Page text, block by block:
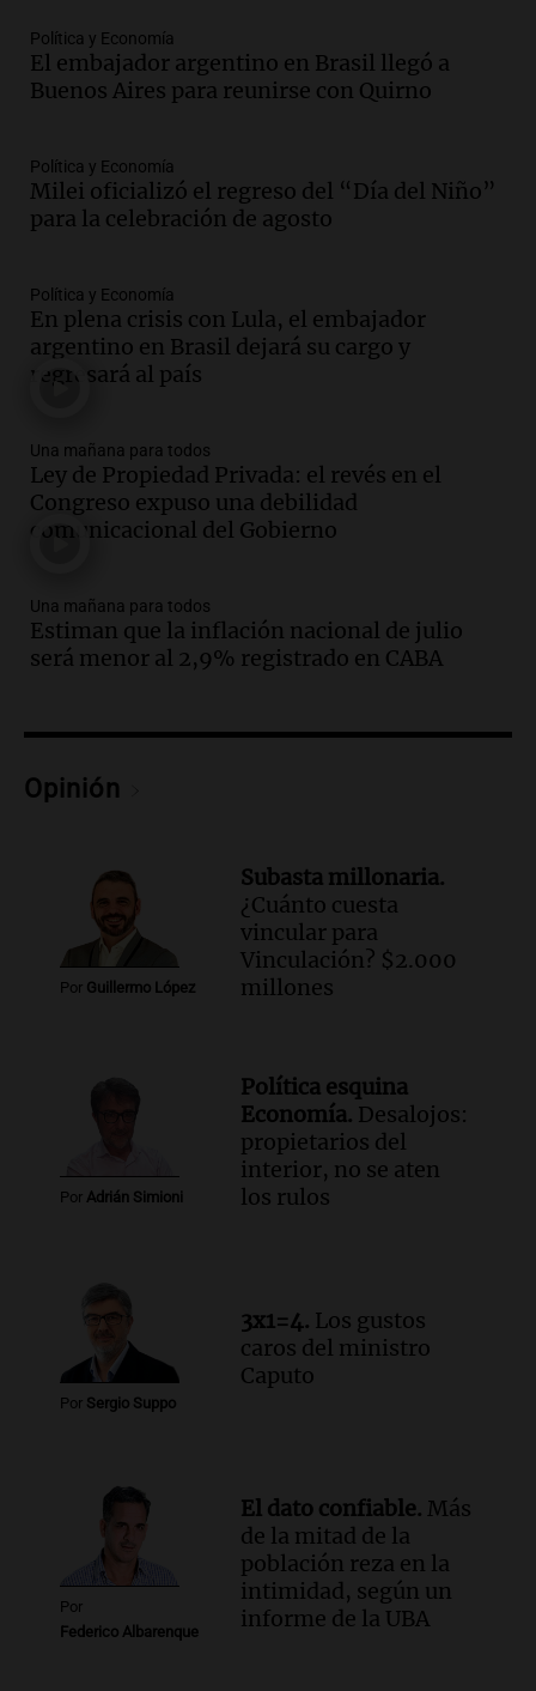
Episodios
Audio.Suspenden descuento en SUBE y
aumentan tarifas del SUBTE en Buenos
Episodios
Audio.Kicillof critica la desregulación
financiera y el aumento de la morosidad
Panorama Federal
Episodios
Audio.La UNT evalúa apelación ante la
Corte Suprema tras fallo que aparta a
Episodios
Audio.El cardenal Ángel Rossi advirtió
que la justicia social viene siendo
Episodios
Audio.La Bulaya se prepara para el cierre
de su gran muestra anual con la
Audio.
Panorama Federal
Episodios
Audio.Una mujer de 40 años muere en
un accidente en la Ruta 321 cerca de
García Fernández
El Tesoro Nacional captura 12
billones de pesos y genera excedente de
liquidez de 4 billones
Episodios
Panorama Federal
Episodios
Audio.Tormentas y filtraciones: "El
agua entra por donde menos
imaginamos"
Política y Economía
El embajador argentino en Brasil llegó a
Buenos Aires para reunirse con Quirno
Política y Economía
Milei oficializó el regreso del “Día del Niño”
para la celebración de agosto
Política y Economía
En plena crisis con Lula, el embajador
argentino en Brasil dejará su cargo y
regresará al país
Una mañana para todos
Ley de Propiedad Privada: el revés en el
Congreso expuso una debilidad
comunicacional del Gobierno
Una mañana para todos
Estiman que la inflación nacional de julio
será menor al 2,9% registrado en CABA
Opinión
Por Guillermo López
Subasta millonaria.
¿Cuánto cuesta
vincular para
Vinculación? $2.000
millones
Por Adrián Simioni
Política esquina
Economía. Desalojos:
propietarios del
interior, no se aten
los rulos
Por Sergio Suppo
3x1=4. Los gustos
caros del ministro
Caputo
Por
Federico Albarenque
El dato confiable. Más
de la mitad de la
población reza en la
intimidad, según un
informe de la UBA